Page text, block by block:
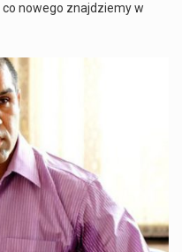
nowego znajdziemy w